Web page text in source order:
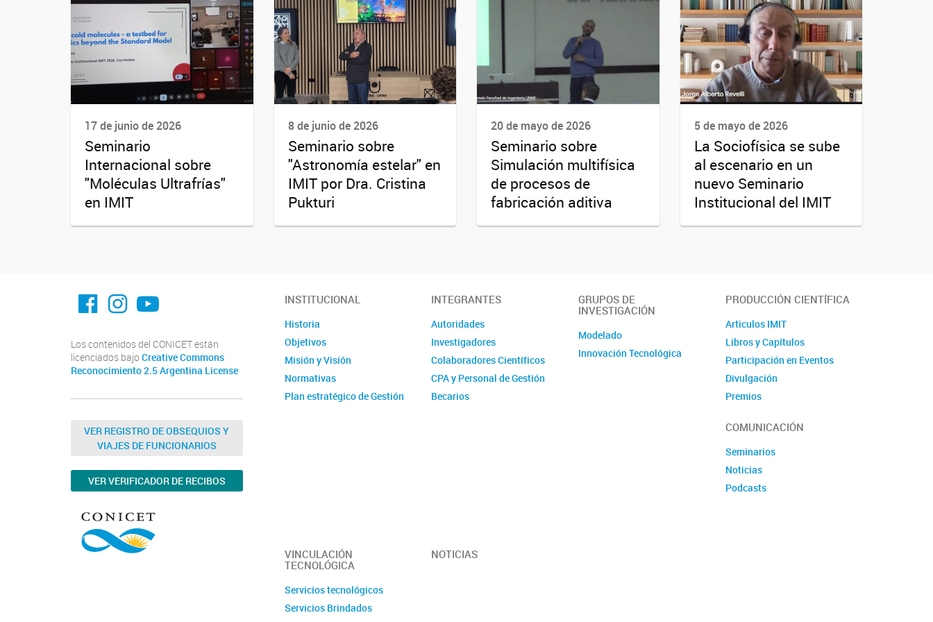
17 de junio de 2026
Seminario
Internacional sobre
"Moléculas Ultrafrías"
en IMIT
8 de junio de 2026
Seminario sobre
"Astronomía estelar" en
IMIT por Dra. Cristina
Pukturi
20 de mayo de 2026
Seminario sobre
Simulación multifísica
de procesos de
fabricación aditiva
5 de mayo de 2026
La Sociofísica se sube
al escenario en un
nuevo Seminario
Institucional del IMIT
facebook imit.conicet
imit.conicet
Youtube
Los contenidos del CONICET están
licenciados bajo Creative Commons
Reconocimiento 2.5 Argentina License
VER REGISTRO DE OBSEQUIOS Y
VIAJES DE FUNCIONARIOS
VER VERIFICADOR DE RECIBOS
INSTITUCIONAL
Historia
Objetivos
Misión y Visión
Normativas
Plan estratégico de Gestión
INTEGRANTES
Autoridades
Investigadores
Colaboradores Científicos
CPA y Personal de Gestión
Becarios
GRUPOS DE
INVESTIGACIÓN
Modelado
Innovación Tecnológica
PRODUCCIÓN CIENTÍFICA
Articulos IMIT
Libros y Capítulos
Participación en Eventos
Divulgación
Premios
COMUNICACIÓN
Seminarios
Noticias
Podcasts
VINCULACIÓN
TECNOLÓGICA
Servicios tecnológicos
Servicios Brindados
NOTICIAS